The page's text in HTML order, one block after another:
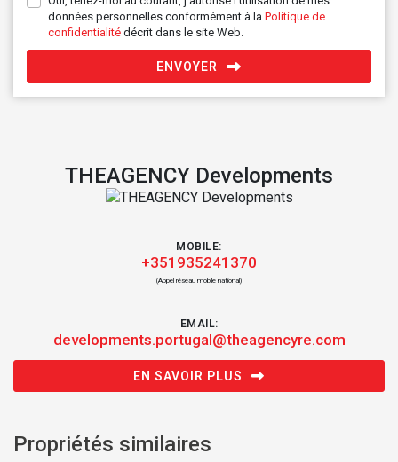
données personnelles conformément à la Politique de
confidentialité décrit dans le site Web.
ENVOYER
THEAGENCY Developments
MOBILE:
+351935241370
(Appel réseau mobile national)
EMAIL:
developments.portugal@theagencyre.com
EN SAVOIR PLUS
Propriétés similaires